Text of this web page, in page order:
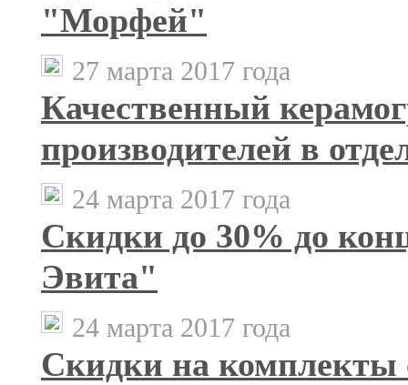
"Морфей"
27 марта 2017 года
Качественный
производителей в
24 марта 2017 года
Скидки до 30% до
Эвита"
24 марта 2017 года
Скидки на комплекты